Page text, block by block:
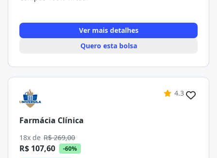
Ver mais detalhes
Quero esta bolsa
4.3
Farmácia Clínica
18x de R$ 269,00
R$ 107,60 -60%